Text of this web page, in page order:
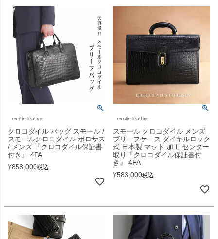
exotic leather
クロコダイル バッグ スモール /
スモールクロコダイル ポロサス
/ メンズ 『クロコダイル保証書
付き』 4FA
¥858,000税込
exotic leather
スモール クロコダイル メンズ
ブリーフケース ダイヤルロック
式 日本製 マット 加工 センター
取り『クロコダイル保証書付
き』 4FA
¥583,000税込